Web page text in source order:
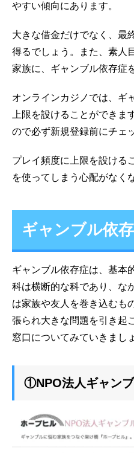
やすい傾向にあります。
大きな借金だけでなく、最
得るでしょう。また、素人
家族に、ギャンブル依存症
オンラインカジノでは、ギ
上限を設けることができ
ので必ず新規登録前にチェ
プレイ頻度に上限を設ける
を使ってしまう心配がなく
ギャンブル依
ギャンブル依存症は、基本
科は横断的な科であり、な
は家族や友人を巻き込むも
張られ大きな問題を引き起
窓口についてみていきまし
①NPO法人ギャンブ